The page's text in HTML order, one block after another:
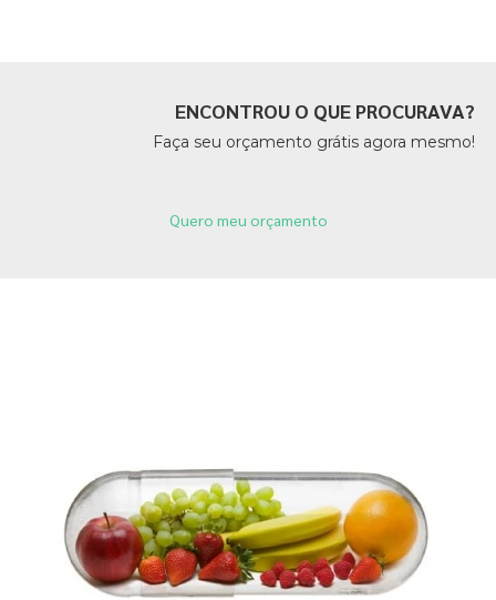
ENCONTROU O QUE PROCURAVA?
Faça seu orçamento grátis agora mesmo!
Quero meu orçamento